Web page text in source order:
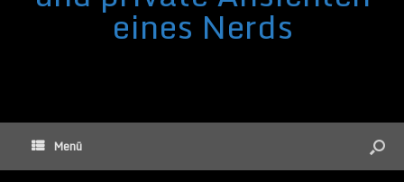
eines Nerds
Menü